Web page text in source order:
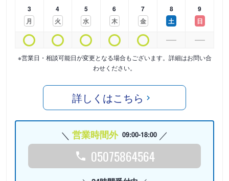
3
月
4
火
5
水
6
木
7
金
8
土
9
日
※営業日・相談可能日が変更となる場合もございます。詳細はお問い合
わせください。
詳しくはこちら
営業時間外 09:00-18:00
05075864564